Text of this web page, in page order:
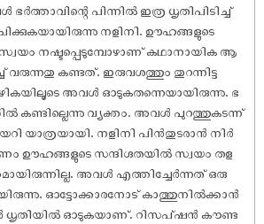
ഭർത്താവിന്റെ പിന്നിൽ ഇത്ര ധൃതിപിടിച്ച്
നളിനി. ഊഹങ്ങളുടെ
നഷ്ടപ്പെടുമ്പോഴാണ് കഥാനായിക ആ
വരുന്നതു കണ്ടത്. ഇരുവശത്തും തുറന്നിട്ട
അവൾ ഓടുകതന്നെയായിരുന്നു. ഭ
കണ്ടില്ലെന്നു വ്യക്തം. അവൾ പുറത്തുകടന്ന്
യാത്രയായി. നളിനി പിൻതുടരാൻ നിർ
ഊഹങ്ങളുടെ സന്ദിഗ്ദതയിൽ സ്വയം തള
അവൾ എത്തിച്ചേർന്നത് ഒരു
ഓട്ടോക്കാരനോട് കാത്തുനിൽക്കാൻ
ഓടുകയാണ്. റിസപ്ഷൻ കൗണ്ട